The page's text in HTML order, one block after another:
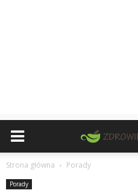
Strona główna Porady
Porady